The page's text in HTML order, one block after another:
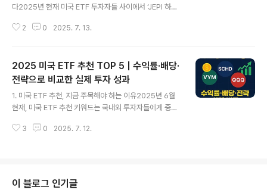
다2025년 현재 미국 ETF 투자자들 사이에서 ‘JEPI 하나
습니다. 하지만 실제 데이터를 보면 꼭 그렇지만은 않습니
이지만, 모든 투자자에게 JEPI만이 정답일까요? QYLD, D
IVO 같은 ETF들도 각각 고배당 추구형, 안정성 중심형으
로 구분되어 있습니다. 특히 QYLD는 배당률이 11.5%에
이르며, DIVO는 배당률은 낮지만 수익률 안정성과 성장성
면에서 장점이 있습니다. 이 글에서는 JEPI 중심의 월배당
전략이 과연 충분한가를 데이터 기반으로 검토..
2 0 2025. 7. 13.
2025 미국 ETF 추천 TOP 5 | 수익률·배당·
전략으로 비교한 실제 투자 성과
1. 미국 ETF 추천, 지금 주목해야 하는 이유2025년 6월
현재, 미국 ETF 추천 키워드는 국내외 투자자들에게 중요
통계에 따르면 2024년 기준 미국 ETF 순매수 금액은 전
배당 ETF인 VYM은 +13.0%, 배당 성장형 ETF인 SCH
D는 +6.6%, 월배당 전략을 택한 JEPI는 +7.5%의 공식
3 0 2025. 7. 12.
이 블로그 인기글